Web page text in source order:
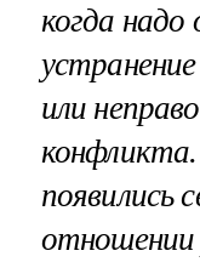
когда надо
или
появились
отношении